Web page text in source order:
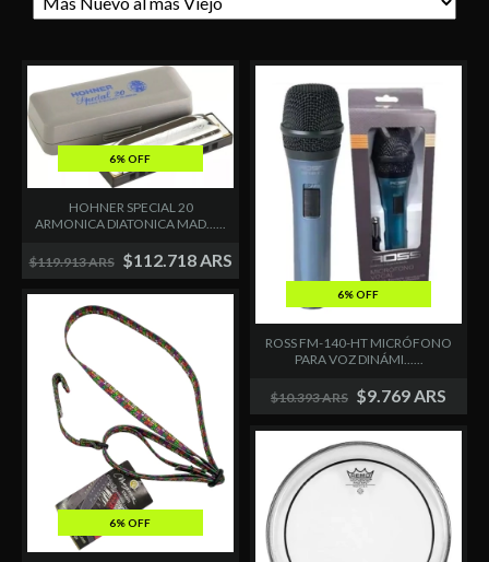
6% OFF
HOHNER SPECIAL 20
ARMONICA DIATONICA MAD......
$119.913 ARS $112.718 ARS
6% OFF
ROSS FM-140-HT MICRÓFONO
PARA VOZ DINÁMI......
$10.393 ARS $9.769 ARS
6% OFF